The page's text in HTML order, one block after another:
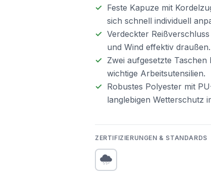
Feste Kapuze mit
sich schnell individuell
Verdeckter
und Wind effektiv draußen.
Zwei aufgesetzte
wichtige Arbeitsutensilien.
Robustes Polyester mit
langlebigen Wetterschutz
ZERTIFIZIERUNGEN & STANDARDS